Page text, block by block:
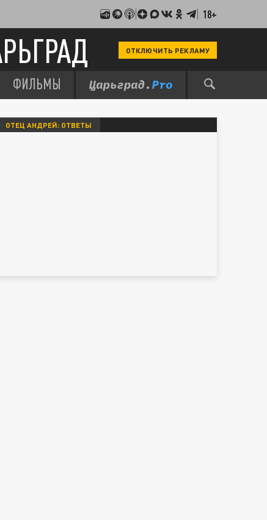
18+
ОТКЛЮЧИТЬ РЕКЛАМУ
ФИЛЬМЫ
ОТЕЦ АНДРЕЙ: ОТВЕТЫ